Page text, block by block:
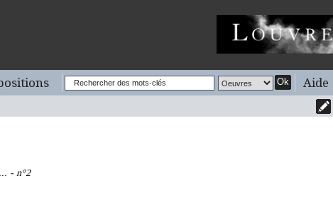
Ok Aide
- n°2